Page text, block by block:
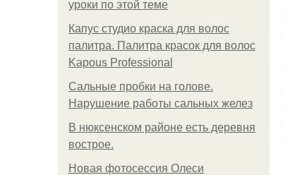
уроки по этой теме
Капус студио краска для волос
палитра. Палитра красок для волос
Kapous Professional
Сальные пробки на голове.
Нарушение работы сальных желез
В нюксенском районе есть деревня
вострое.
Новая фотосессия Олеси